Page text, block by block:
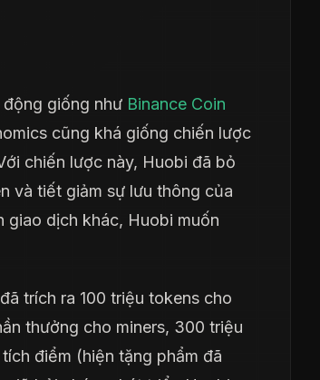
động giống như Binance Coin
cũng khá giống chiến lược
chiến lược này, Huobi đã bỏ
và tiết giảm sự lưu thông của
giao dịch khác, Huobi muốn
trích ra 100 triệu tokens cho
thưởng cho miners, 300 triệu
điểm (hiện tặng phẩm đã